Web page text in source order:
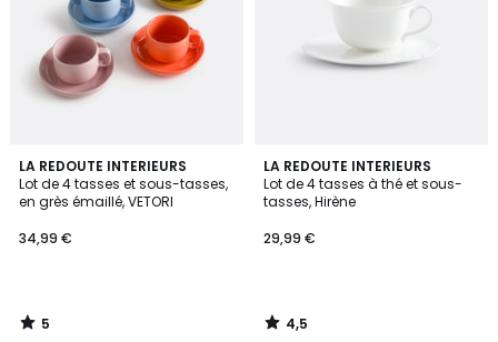
LA REDOUTE INTERIEURS
Lot de 4 tasses et sous-tasses,
en grès émaillé, VETORI
34,99 €
5
/
5
5
/
LA REDOUTE INTERIEURS
Lot de 4 tasses à thé et sous-
tasses, Hirène
29,99 €
4,5
/ 5
4,5
/